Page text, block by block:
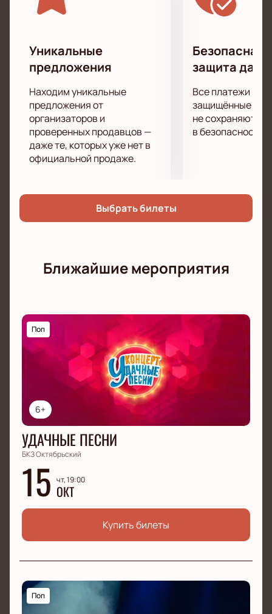
каждый аккорд и рассмотреть любимой группы
того, как далеко от сцены вы находитесь!
Уникальные
предложения
Находим уникальные
предложения от
организаторов и
проверенных продавцов —
даже те, которых уже нет в
официальной продаже.
Безопасная
защита
Все платежи
защищённые
не сохраняются
в безопасности.
Выбрать билеты
Ближайшие мероприятия
6+
Поп
УДАЧНЫЕ ПЕСНИ
БКЗ Октябрьский
15 чт, 19:00
ОКТ
Купить билеты
Поп